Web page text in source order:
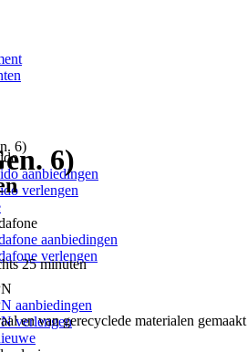
aanbiedingen
verlengen
aanbiedingen
verlengen
aanbiedingen
verlengen
6)
6)
25 minuten
en van gerecyclede materialen gemaakt